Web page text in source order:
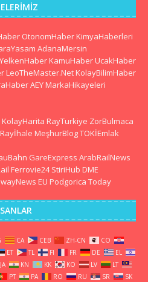
OtonomHaber KimyaHaberleri
AdanaMersin
YelkenHaber KamuHaber UcakHaber
LeoTheMaster.Net KolayBilimHaber
AEY MarkaHikayeleri
KolayHarita RayTurkiye ZorBulmaca
Rayİhale MeşhurBlogTOKİEmlak
GareExpress ArabRailNews
Ferrovie24 StiriHub DME
EU Podgorica Today
CA CEB ZH-CN
CO
ET TL FI FR DE
EL
JA KN KK KO LV
LT
PT PA RO RU SR
SK